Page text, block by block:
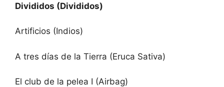
Divididos (Divididos)
Artificios (Indios)
A tres días de la Tierra (Eruca Sativa)
El club de la pelea I (Airbag)